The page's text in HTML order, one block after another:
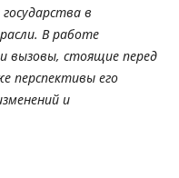
государства в
. В работе
и вызовы, стоящие перед
перспективы его
и